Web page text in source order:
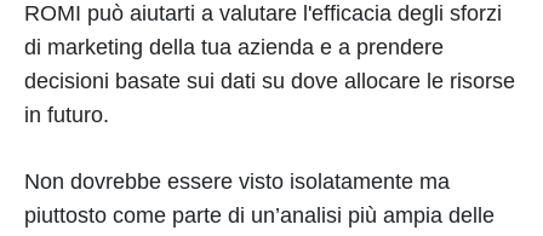
ROMI può aiutarti a valutare l'efficacia degli sforzi
di marketing della tua azienda e a prendere
decisioni basate sui dati su dove allocare le risorse
in futuro.
Non dovrebbe essere visto isolatamente ma
piuttosto come parte di un’analisi più ampia delle